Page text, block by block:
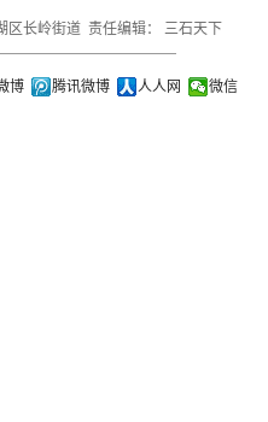
区长岭街道 责任编辑： 三石天下
博 腾讯微博 人人网 微信